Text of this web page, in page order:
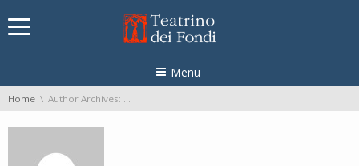
Menu
You are here:
Home Author Archives: Enrico Falaschi